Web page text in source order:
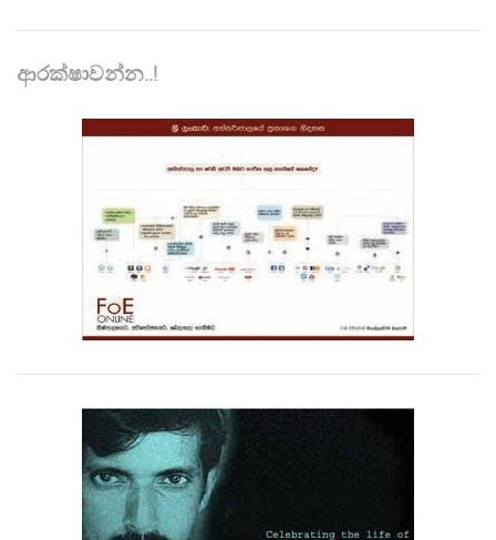
ආරක්ෂාවන්න..!